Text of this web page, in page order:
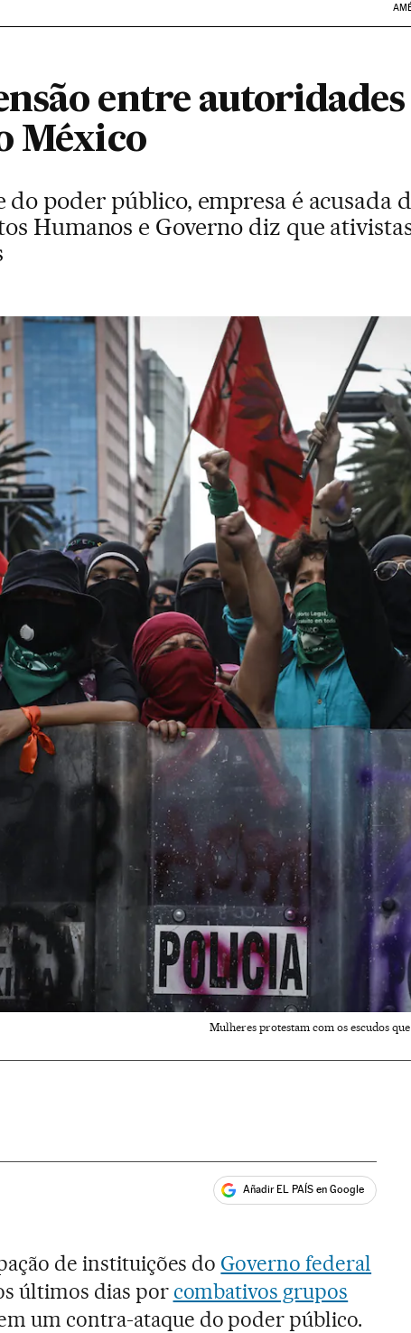
entre
México
poder público, empresa é acusada
Humanos e Governo diz que
Mulheres protestam com os escudos
Añadir EL PAÍS en Google
de instituições do Governo federal
últimos dias por combativos grupos
um contra-ataque do poder público.